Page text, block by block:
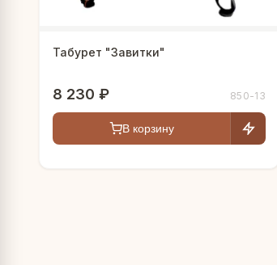
Табурет "Завитки"
8 230 ₽ 850-13
В корзину